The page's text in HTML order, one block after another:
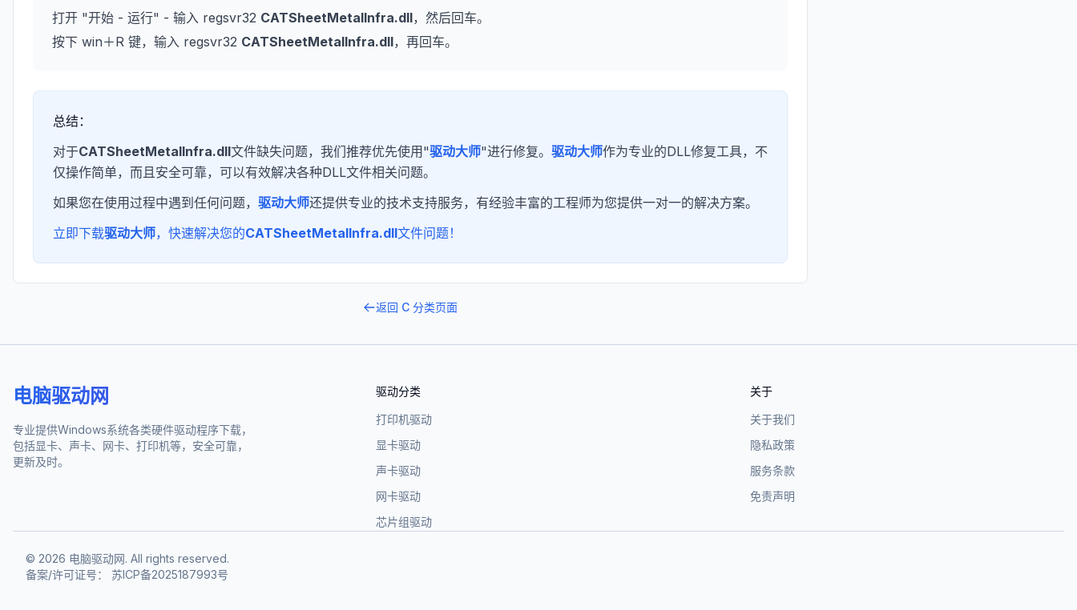
打开 "开始 - 运行" - 输入 regsvr32 CATSheetMetalInfra.dll，然后回车。
按下 win＋R 键，输入 regsvr32 CATSheetMetalInfra.dll，再回车。
总结：
对于CATSheetMetalInfra.dll文件缺失问题，我们推荐优先使用"驱动大师"进行修复。 驱动大师作为专业的DLL修复工具，不
仅操作简单，而且安全可靠，可以有效解决各种DLL文件相关问题。
如果您在使用过程中遇到任何问题， 驱动大师还提供专业的技术支持服务，有经验丰富的工程师为您提供一对一的解决方案。
立即下载驱动大师，快速解决您的CATSheetMetalInfra.dll文件问题！
返回 C 分类页面
电脑驱动网
专业提供Windows系统各类硬件驱动程序下载，
包括显卡、声卡、网卡、打印机等，安全可靠，
更新及时。
驱动分类
打印机驱动
显卡驱动
声卡驱动
网卡驱动
芯片组驱动
关于
关于我们
隐私政策
服务条款
免责声明
© 2026 电脑驱动网. All rights reserved.
备案/许可证号：
苏ICP备2025187993号